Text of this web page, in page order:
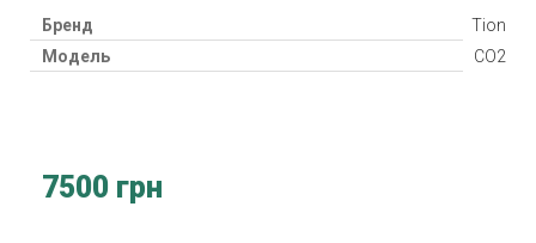
Бренд
Tion
Модель
CO2
7500 грн